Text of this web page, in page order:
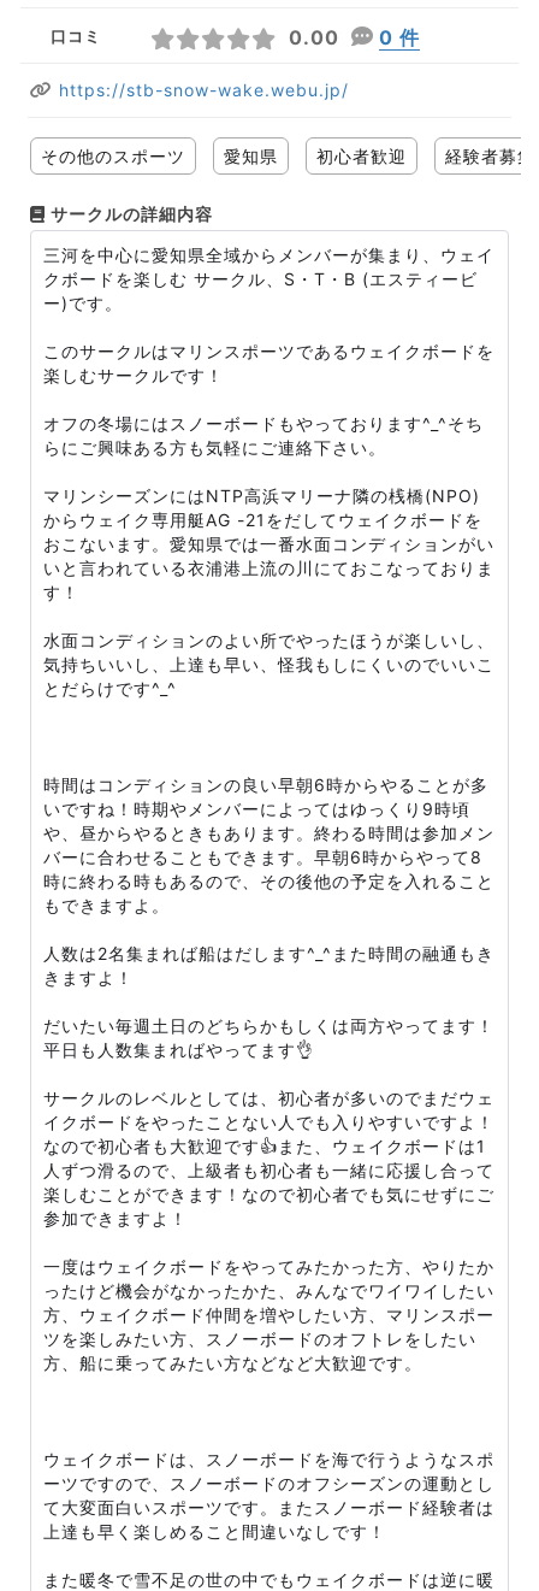
口コミ 0.00 0 件
https://stb-snow-wake.webu.jp/
その他のスポーツ 愛知県 初心者歓迎 経験者募集
サークルの詳細内容
三河を中心に愛知県全域からメンバーが集まり、ウェイ
クボードを楽しむ サークル、S・T・B (エスティービ
ー)です。
このサークルはマリンスポーツであるウェイクボードを
楽しむサークルです！
オフの冬場にはスノーボードもやっております^_^そち
らにご興味ある方も気軽にご連絡下さい。
マリンシーズンにはNTP高浜マリーナ隣の桟橋(NPO)
からウェイク専用艇AG -21をだしてウェイクボードを
おこないます。愛知県では一番水面コンディションがい
いと言われている衣浦港上流の川にておこなっておりま
す！
水面コンディションのよい所でやったほうが楽しいし、
気持ちいいし、上達も早い、怪我もしにくいのでいいこ
とだらけです^_^
時間はコンディションの良い早朝6時からやることが多
いですね！時期やメンバーによってはゆっくり9時頃
や、昼からやるときもあります。終わる時間は参加メン
バーに合わせることもできます。早朝6時からやって8
時に終わる時もあるので、その後他の予定を入れること
もできますよ。
人数は2名集まれば船はだします^_^また時間の融通もき
きますよ！
だいたい毎週土日のどちらかもしくは両方やってます！
平日も人数集まればやってます👌
サークルのレベルとしては、初心者が多いのでまだウェ
イクボードをやったことない人でも入りやすいですよ！
なので初心者も大歓迎です👍また、ウェイクボードは1
人ずつ滑るので、上級者も初心者も一緒に応援し合って
楽しむことができます！なので初心者でも気にせずにご
参加できますよ！
一度はウェイクボードをやってみたかった方、やりたか
ったけど機会がなかったかた、みんなでワイワイしたい
方、ウェイクボード仲間を増やしたい方、マリンスポー
ツを楽しみたい方、スノーボードのオフトレをしたい
方、船に乗ってみたい方などなど大歓迎です。
ウェイクボードは、スノーボードを海で行うようなスポ
ーツですので、スノーボードのオフシーズンの運動とし
て大変面白いスポーツです。またスノーボード経験者は
上達も早く楽しめること間違いなしです！
また暖冬で雪不足の世の中でもウェイクボードは逆に暖